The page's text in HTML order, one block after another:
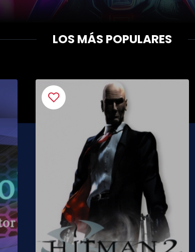
LOS MÁS POPULARES